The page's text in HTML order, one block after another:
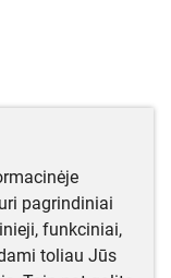
pagrindiniai
funkciniai,
toliau Jūs